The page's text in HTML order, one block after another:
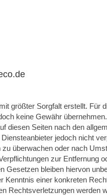
größter Sorgfalt erstellt. Für
keine Gewähr
diesen Seiten nach den
jedoch nicht
überwachen oder nach
zur Entfernung
Gesetzen bleiben hiervon
Kenntnis einer konkreten
Rechtsverletzungen werden